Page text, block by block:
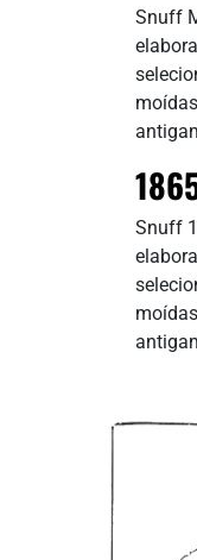
Snuff
Snuff